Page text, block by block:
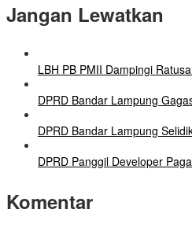
Jangan Lewatkan
LBH PB PMII Dampingi
DPRD Bandar Lampung
DPRD Bandar Lampung
DPRD Panggil Developer
Komentar